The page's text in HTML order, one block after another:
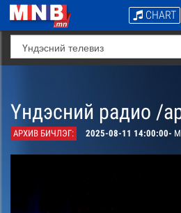
CHART
Үндэсний радио /
АРХИВ БИЧЛЭГ: 2025-08-11 14:00:00-